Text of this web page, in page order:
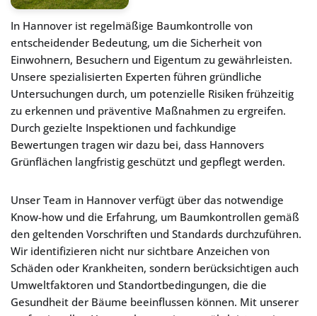
In Hannover ist regelmäßige Baumkontrolle von
entscheidender Bedeutung, um die Sicherheit von
Einwohnern, Besuchern und Eigentum zu gewährleisten.
Unsere spezialisierten Experten führen gründliche
Untersuchungen durch, um potenzielle Risiken frühzeitig
zu erkennen und präventive Maßnahmen zu ergreifen.
Durch gezielte Inspektionen und fachkundige
Bewertungen tragen wir dazu bei, dass Hannovers
Grünflächen langfristig geschützt und gepflegt werden.
Unser Team in Hannover verfügt über das notwendige
Know-how und die Erfahrung, um Baumkontrollen gemäß
den geltenden Vorschriften und Standards durchzuführen.
Wir identifizieren nicht nur sichtbare Anzeichen von
Schäden oder Krankheiten, sondern berücksichtigen auch
Umweltfaktoren und Standortbedingungen, die die
Gesundheit der Bäume beeinflussen können. Mit unserer